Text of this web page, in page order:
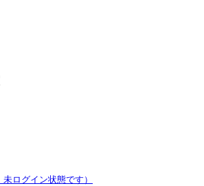
未ログイン状態です）